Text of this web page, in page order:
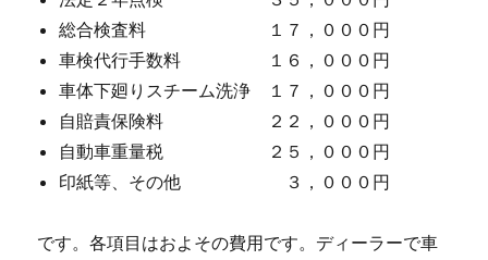
総合検査料 １７，０００円
車検代行手数料 １６，０００円
車体下廻りスチーム洗浄 １７，０００円
自賠責保険料 ２２，０００円
自動車重量税 ２５，０００円
印紙等、その他 ３，０００円
です。各項目はおよその費用です。ディーラーで車